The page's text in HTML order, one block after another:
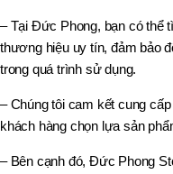
– Tại Đức Phong, bạn có thể
thương hiệu uy tín, đảm bảo
trong quá trình sử dụng.
– Chúng tôi cam kết cung
khách hàng chọn lựa sản
– Bên cạnh đó, Đức Phong